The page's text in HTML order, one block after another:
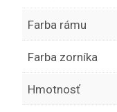
Farba rámu
Farba zorníka
Hmotnosť